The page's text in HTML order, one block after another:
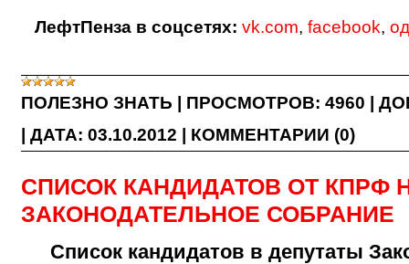
ЛефтПенза в соцсетях: vk.com, facebook,
ПОЛЕЗНО ЗНАТЬ ПРОСМОТРОВ: 4960
ДАТА: 03.10.2012 КОММЕНТАРИИ (0)
СПИСОК КАНДИДАТОВ ОТ КПРФ
ЗАКОНОДАТЕЛЬНОЕ СОБРАНИЕ
Список кандидатов в депутаты